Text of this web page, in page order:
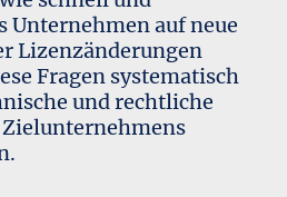
Unternehmen auf neue
Lizenzänderungen
Fragen systematisch
und rechtliche